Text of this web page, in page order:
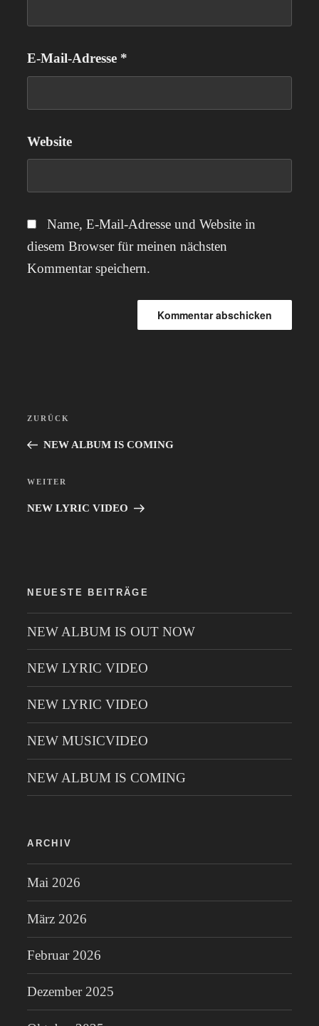
E-Mail-Adresse *
Website
Name, E-Mail-Adresse und Website in
diesem Browser für meinen nächsten
Kommentar speichern.
Vorheriger
Beitrag
ZURÜCK
NEW ALBUM IS COMING
Nächster
Beitrag
WEITER
NEW LYRIC VIDEO
NEUESTE BEITRÄGE
NEW ALBUM IS OUT NOW
NEW LYRIC VIDEO
NEW LYRIC VIDEO
NEW MUSICVIDEO
NEW ALBUM IS COMING
ARCHIV
Mai 2026
März 2026
Februar 2026
Dezember 2025